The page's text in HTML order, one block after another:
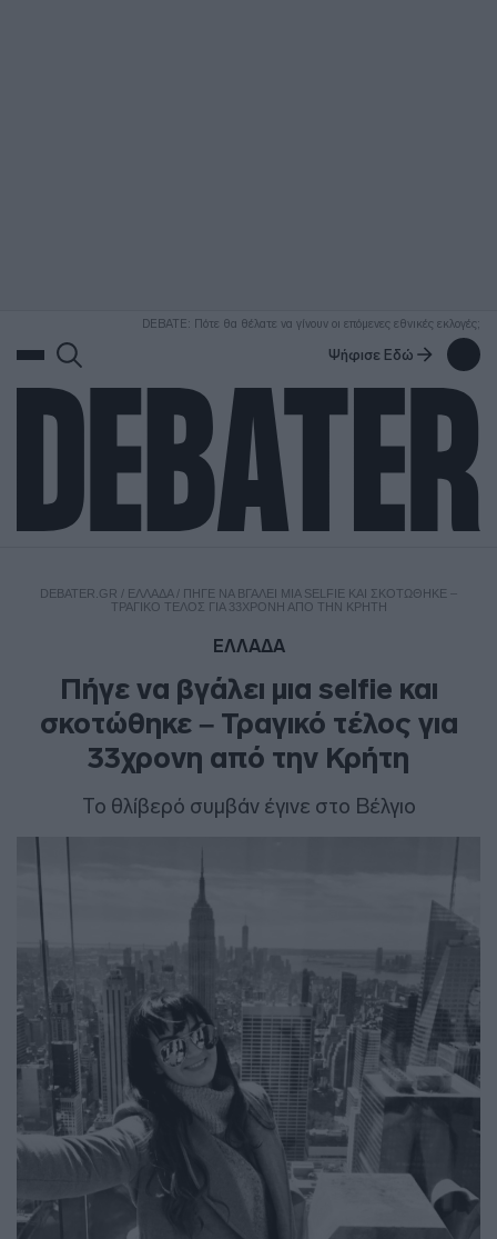
DEBATE: Πότε θα θέλατε να γίνουν οι επόμενες εθνικές εκλογές;
Ψήφισε Εδώ
DEBATER.GR / ΕΛΛΑΔΑ/ ΠΉΓΕ ΝΑ ΒΓΆΛΕΙ ΜΙΑ SELFIE ΚΑΙ ΣΚΟΤΏΘΗΚΕ –
ΤΡΑΓΙΚΌ ΤΈΛΟΣ ΓΙΑ 33ΧΡΟΝΗ ΑΠΌ ΤΗΝ ΚΡΉΤΗ
ΕΛΛΑΔΑ
Πήγε να βγάλει μια selfie και
σκοτώθηκε – Τραγικό τέλος για
33χρονη από την Κρήτη
Το θλίβερό συμβάν έγινε στο Βέλγιο